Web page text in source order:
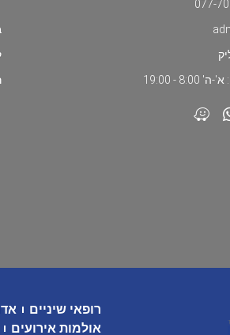
- 19:00
רופאי שיניים
אולמות אירועים